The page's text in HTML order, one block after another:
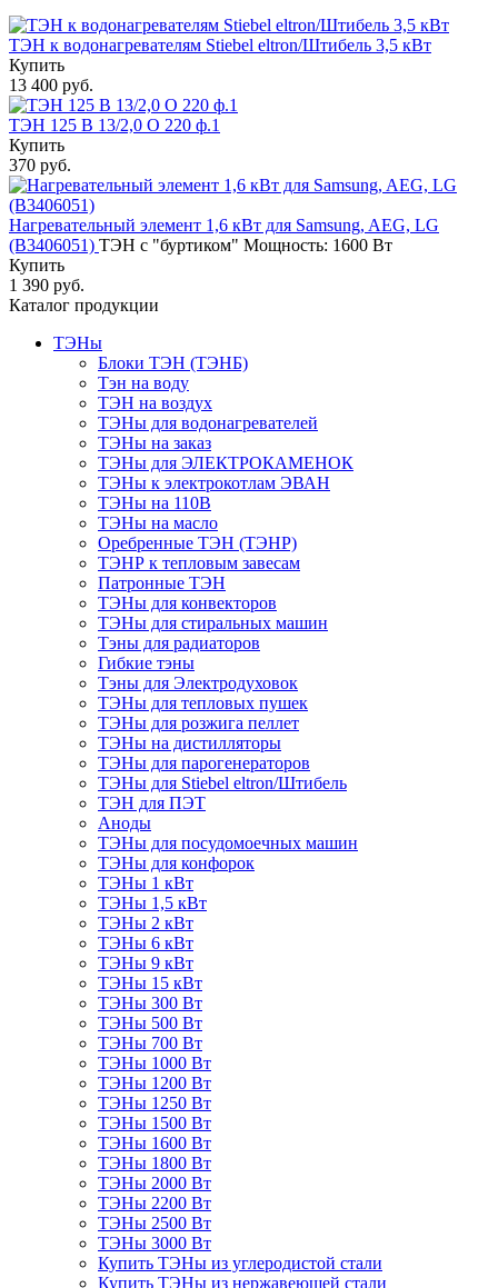
ТЭН к водонагревателям Stiebel eltron/Штибель 3,5 кВт
Купить
13 400 руб.
ТЭН 125 В 13/2,0 О 220 ф.1
Купить
370 руб.
Нагревательный элемент 1,6 кВт для Samsung, AEG, LG
(B3406051) ТЭН с "буртиком" Мощность: 1600 Вт
Купить
1 390 руб.
Каталог продукции
ТЭНы
Блоки ТЭН (ТЭНБ)
Тэн на воду
ТЭН на воздух
ТЭНы для водонагревателей
ТЭНы на заказ
ТЭНы для ЭЛЕКТРОКАМЕНОК
ТЭНы к электрокотлам ЭВАН
ТЭНы на 110В
ТЭНы на масло
Оребренные ТЭН (ТЭНР)
ТЭНР к тепловым завесам
Патронные ТЭН
ТЭНы для конвекторов
ТЭНы для стиральных машин
Тэны для радиаторов
Гибкие тэны
Тэны для Электродуховок
ТЭНы для тепловых пушек
ТЭНы для розжига пеллет
ТЭНы на дистилляторы
ТЭНы для парогенераторов
ТЭНы для Stiebel eltron/Штибель
ТЭН для ПЭТ
Аноды
ТЭНы для посудомоечных машин
ТЭНы для конфорок
ТЭНы 1 кВт
ТЭНы 1,5 кВт
ТЭНы 2 кВт
ТЭНы 6 кВт
ТЭНы 9 кВт
ТЭНы 15 кВт
ТЭНы 300 Вт
ТЭНы 500 Вт
ТЭНы 700 Вт
ТЭНы 1000 Вт
ТЭНы 1200 Вт
ТЭНы 1250 Вт
ТЭНы 1500 Вт
ТЭНы 1600 Вт
ТЭНы 1800 Вт
ТЭНы 2000 Вт
ТЭНы 2200 Вт
ТЭНы 2500 Вт
ТЭНы 3000 Вт
Купить ТЭНы из углеродистой стали
Купить ТЭНы из нержавеющей стали